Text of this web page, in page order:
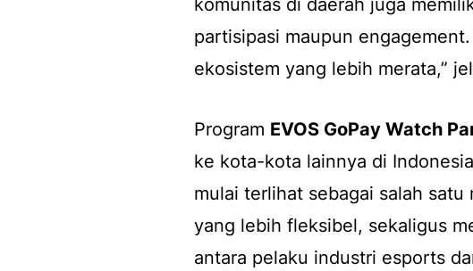
partisipasi maupun
ekosistem yang lebih merata,”
Program EVOS GoPay Watch
ke kota-kota lainnya di
mulai terlihat sebagai salah
yang lebih fleksibel, sekaligus
antara pelaku industri esports